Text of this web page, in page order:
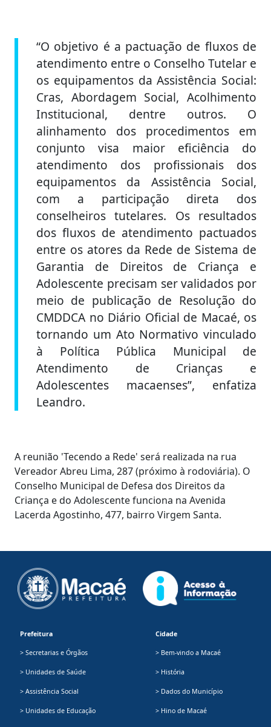
“O objetivo é a pactuação de fluxos de
atendimento entre o Conselho Tutelar e
os equipamentos da Assistência Social:
Cras, Abordagem Social, Acolhimento
Institucional, dentre outros. O
alinhamento dos procedimentos em
conjunto visa maior eficiência do
atendimento dos profissionais dos
equipamentos da Assistência Social,
com a participação direta dos
conselheiros tutelares. Os resultados
dos fluxos de atendimento pactuados
entre os atores da Rede de Sistema de
Garantia de Direitos de Criança e
Adolescente precisam ser validados por
meio de publicação de Resolução do
CMDDCA no Diário Oficial de Macaé, os
tornando um Ato Normativo vinculado
à Política Pública Municipal de
Atendimento de Crianças e
Adolescentes macaenses”, enfatiza
Leandro.
A reunião 'Tecendo a Rede' será realizada na rua
Vereador Abreu Lima, 287 (próximo à rodoviária). O
Conselho Municipal de Defesa dos Direitos da
Criança e do Adolescente funciona na Avenida
Lacerda Agostinho, 477, bairro Virgem Santa.
Prefeitura
> Secretarias e Órgãos
> Unidades de Saúde
> Assistência Social
> Unidades de Educação
Cidade
> Bem-vindo a Macaé
> História
> Dados do Município
> Hino de Macaé